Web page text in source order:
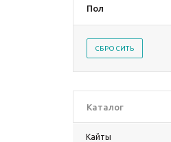
Пол
СБРОСИТЬ
Каталог
Кайты